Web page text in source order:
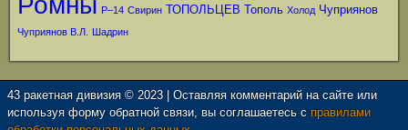
Р–14 Свирин ТОПОЛЬЦЕВ Тополь Холод Чуприянов
Чуприянов В.Л. Шадрин
43 ракетная дивизия © 2023 | Оставляя комментарий на сайте или
используя форму обратной связи, вы соглашаетесь с правилами